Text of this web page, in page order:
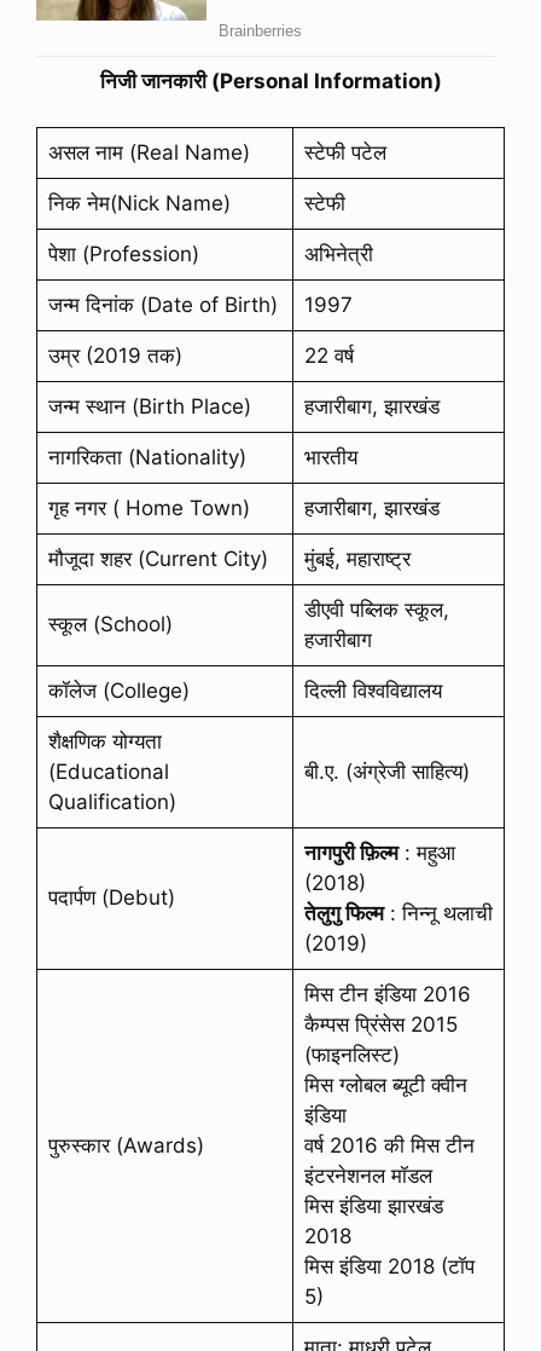
निजी जानकारी (Personal Information)
असल नाम (Real Name) स्टेफी पटेल
निक नेम(Nick Name) स्टेफी
पेशा (Profession) अभिनेत्री
जन्म दिनांक (Date of Birth) 1997
उम्र (2019 तक) 22 वर्ष
जन्म स्थान (Birth Place) हजारीबाग, झारखंड
नागरिकता (Nationality) भारतीय
गृह नगर ( Home Town) हजारीबाग, झारखंड
मौजूदा शहर (Current City) मुंबई, महाराष्ट्र
स्कूल (School)
डीएवी पब्लिक स्कूल,
हजारीबाग
कॉलेज (College) दिल्ली विश्वविद्यालय
शैक्षणिक योग्यता
(Educational
Qualification)
बी.ए. (अंग्रेजी साहित्य)
पदार्पण (Debut)
नागपुरी फ़िल्म: महुआ
(2018)
तेलुगु फिल्म: निन्नू थलाची
(2019)
पुरुस्कार (Awards)
मिस टीन इंडिया 2016
कैम्पस प्रिंसेस 2015
(फाइनलिस्ट)
मिस ग्लोबल ब्यूटी क्वीन
इंडिया
वर्ष 2016 की मिस टीन
इंटरनेशनल मॉडल
मिस इंडिया झारखंड
2018
मिस इंडिया 2018 (टॉप
5)